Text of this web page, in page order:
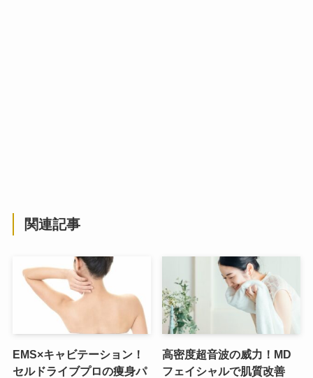
関連記事
EMS×キャビテーション！
セルドライブプロの痩身パ
高密度超音波の威力！MD
フェイシャルで肌質改善